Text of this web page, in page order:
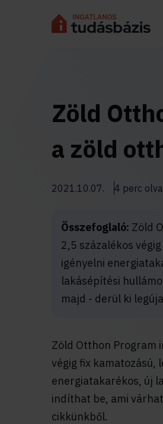
Zöld
a zöld
2021.10.07. 4 perc
Összefoglaló: Zöld
2,5 százalékos
igényelni
lakásépítési
majd - derül ki
Zöld Otthon Program
végig fix
energiatakarékos, új
indíthat be, ami
cikkünkből.